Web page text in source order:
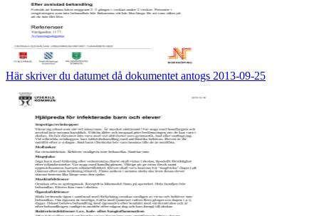
Här skriver du datumet då dokumentet antogs 2013-09-25